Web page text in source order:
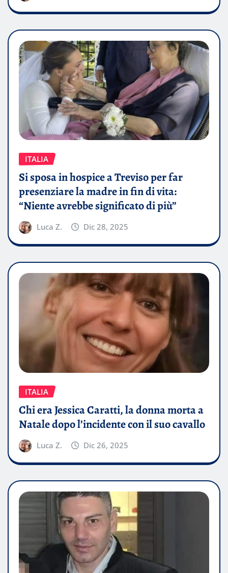
ITALIA
Si sposa in hospice a Treviso per far
presenziare la madre in fin di vita:
“Niente avrebbe significato di più”
Luca Z. Dic 28, 2025
ITALIA
Chi era Jessica Caratti, la donna morta a
Natale dopo l’incidente con il suo cavallo
Luca Z. Dic 26, 2025